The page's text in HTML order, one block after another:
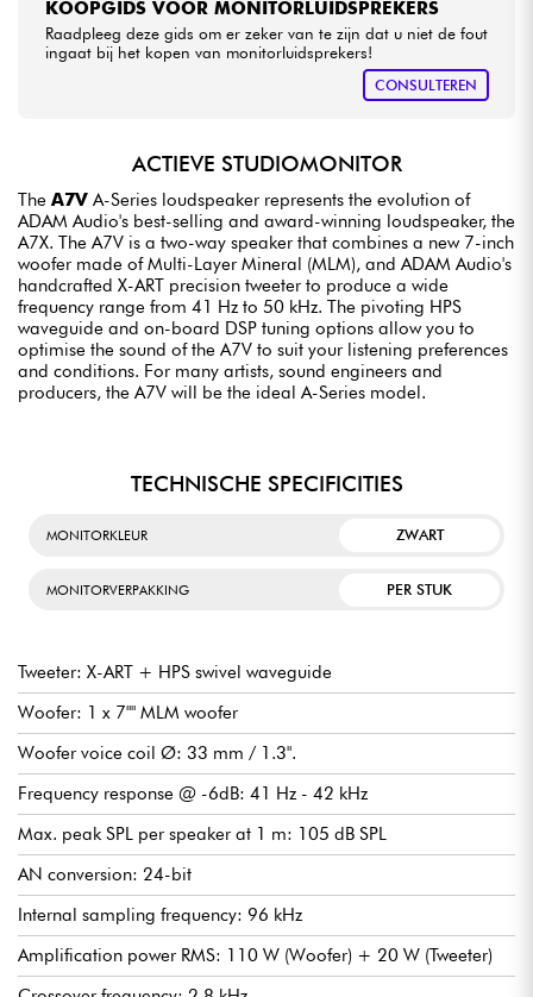
KOOPGIDS VOOR MONITORLUIDSPREKERS
Raadpleeg deze gids om er zeker van te zijn dat u niet de fout
ingaat bij het kopen van monitorluidsprekers!
CONSULTEREN
ACTIEVE STUDIOMONITOR
The A7V A-Series loudspeaker represents the evolution of
ADAM Audio's best-selling and award-winning loudspeaker, the
A7X. The A7V is a two-way speaker that combines a new 7-inch
woofer made of Multi-Layer Mineral (MLM), and ADAM Audio's
handcrafted X-ART precision tweeter to produce a wide
frequency range from 41 Hz to 50 kHz. The pivoting HPS
waveguide and on-board DSP tuning options allow you to
optimise the sound of the A7V to suit your listening preferences
and conditions. For many artists, sound engineers and
producers, the A7V will be the ideal A-Series model.
TECHNISCHE SPECIFICITIES
MONITORKLEUR ZWART
MONITORVERPAKKING PER STUK
Tweeter: X-ART + HPS swivel waveguide
Woofer: 1 x 7"" MLM woofer
Woofer voice coil Ø: 33 mm / 1.3".
Frequency response @ -6dB: 41 Hz - 42 kHz
Max. peak SPL per speaker at 1 m: 105 dB SPL
AN conversion: 24-bit
Internal sampling frequency: 96 kHz
Amplification power RMS: 110 W (Woofer) + 20 W (Tweeter)